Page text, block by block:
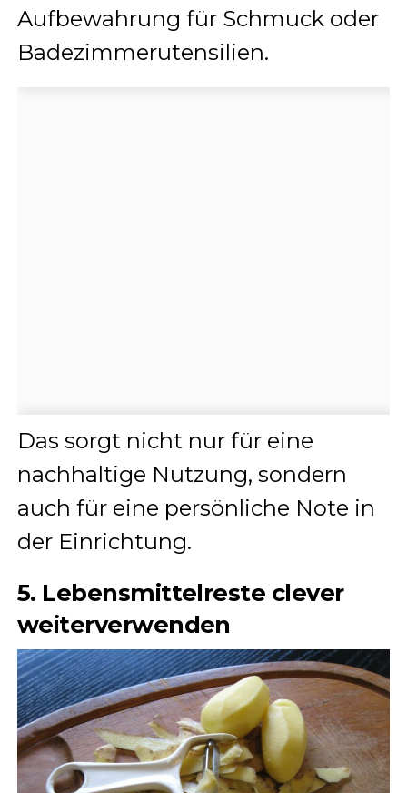
Aufbewahrung für Schmuck oder
Badezimmerutensilien.
Das sorgt nicht nur für eine
nachhaltige Nutzung, sondern
auch für eine persönliche Note in
der Einrichtung.
5. Lebensmittelreste clever
weiterverwenden